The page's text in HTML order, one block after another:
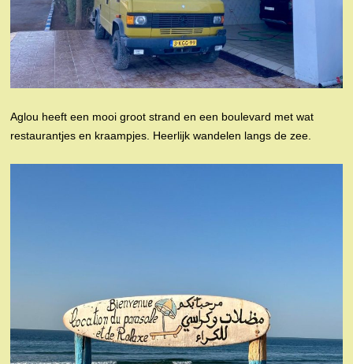
Aglou heeft een mooi groot strand en een boulevard met wat
restaurantjes en kraampjes. Heerlijk wandelen langs de zee.